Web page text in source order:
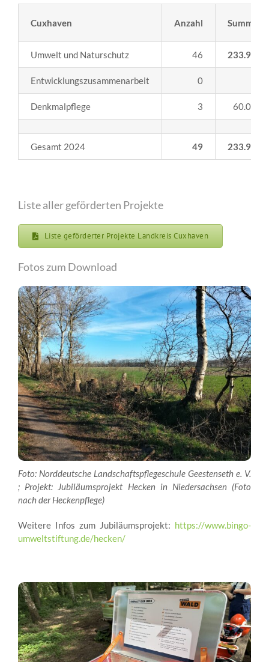
Cuxhaven Anzahl Summe
Umwelt und Naturschutz 46 233.930
Entwicklungszusammenarbeit 0
Denkmalpflege 3
Gesamt 2024 49
Liste aller geförderten Projekte
Liste geförderter Projekte Landkreis Cuxhaven
Fotos zum Download
Foto: Norddeutsche Landschaftspflegeschule Geestenseth e. V.
; Projekt: Jubiläumsprojekt Hecken in Niedersachsen (Foto
nach der Heckenpflege)
Weitere Infos zum Jubiläumsprojekt: https://www.bingo-
umweltstiftung.de/hecken/